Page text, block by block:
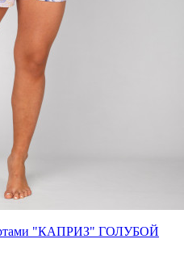
"КАПРИЗ" ГОЛУБОЙ